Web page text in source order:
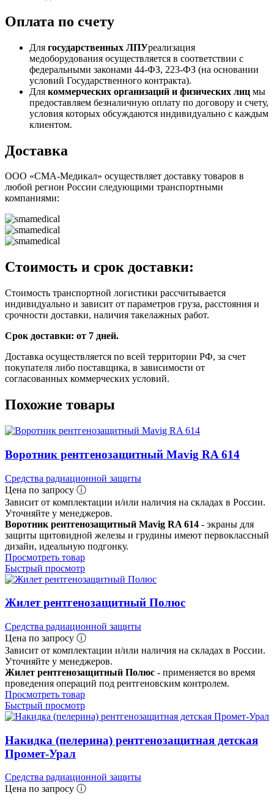
Оплата по счету
Для государственных ЛПУреализация
медоборудования осуществляется в соответствии с
федеральными законами 44-ФЗ, 223-ФЗ (на основании
условий Государственного контракта).
Для коммерческих организаций и физических лиц мы
предоставляем безналичную оплату по договору и счету,
условия которых обсуждаются индивидуально с каждым
клиентом.
Доставка
ООО «СМА-Медикал» осуществляет доставку товаров в
любой регион России следующими транспортными
компаниями:
Стоимость и срок доставки:
Стоимость транспортной логистики рассчитывается
индивидуально и зависит от параметров груза, расстояния и
срочности доставки, наличия такелажных работ.
Срок доставки: от 7 дней.
Доставка осуществляется по всей территории РФ, за счет
покупателя либо поставщика, в зависимости от
согласованных коммерческих условий.
Похожие товары
Воротник рентгенозащитный Mavig RA 614
Средства радиационной защиты
Цена по запросу ⓘ
Зависит от комплектации и/или наличия на складах в России.
Уточняйте у менеджеров.
Воротник рентгенозащитный Mavig RA 614 - экраны для
защиты щитовидной железы и грудины имеют первоклассный
дизайн, идеальную подгонку.
Просмотреть товар
Быстрый просмотр
Жилет рентгенозащитный Полюс
Средства радиационной защиты
Цена по запросу ⓘ
Зависит от комплектации и/или наличия на складах в России.
Уточняйте у менеджеров.
Жилет рентгенозащитный Полюс - применяется во время
проведения операций под рентгеновским контролем.
Просмотреть товар
Быстрый просмотр
Накидка (пелерина) рентгенозащитная детская
Промет-Урал
Средства радиационной защиты
Цена по запросу ⓘ